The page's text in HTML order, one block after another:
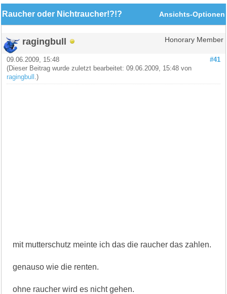
Ansichts-Optionen
Raucher oder Nichtraucher!?!?
ragingbull Honorary Member
#41
09.06.2009, 15:48
(Dieser Beitrag wurde zuletzt bearbeitet: 09.06.2009, 15:48 von
ragingbull
.)
mit mutterschutz meinte ich das die raucher das zahlen.
genauso wie die renten.
ohne raucher wird es nicht gehen.